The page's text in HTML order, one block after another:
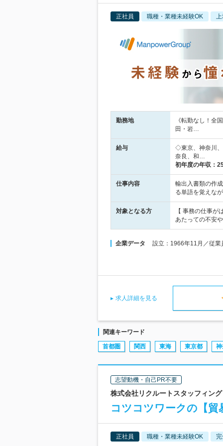
正社員 職種・業種未経験OK
勤務地
《転勤なし！全
田・岩…
給与
◇東京、神奈川
奈良、和…
初年度の年収：
仕事内容
輸出入書類の作
る単語を覚えな
対象となる方
【 事務の仕事
あたっての不安
企業データ 設立：1966年11月／従
求人詳細を見る
関連キーワード
首都圏 関西 東海 東京都
志望動機・自己PR不要
株式会社リクルートスタッフィン
コツコツワークの【
正社員 職種・業種未経験OK